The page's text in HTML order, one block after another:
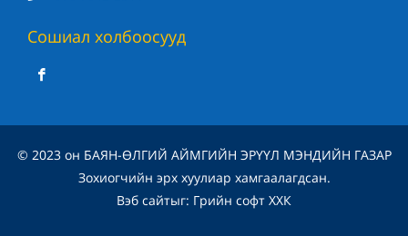
Сошиал холбоосууд
© 2023 он БАЯН-ӨЛГИЙ АЙМГИЙН ЭРҮҮЛ МЭНДИЙН ГАЗАР
Зохиогчийн эрх хуулиар хамгаалагдсан.
Вэб сайтыг: Грийн софт ХХК